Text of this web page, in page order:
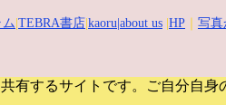
TEBRA書店 kaoru |about us HP 写真
有するサイトです。
ご自分自身